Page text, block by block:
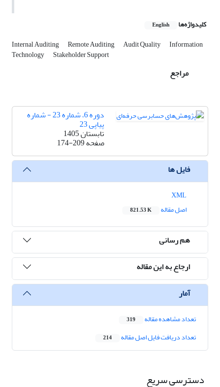
کلیدواژه‌ها English
Internal Auditing Remote Auditing Audit Quality Information
Technology Stakeholder Support
مراجع
دوره 6، شماره 23 - شماره
پیاپی 23
تابستان 1405
صفحه174-209
فایل ها
اصل مقاله
821.53 K
هم رسانی
ارجاع به این مقاله
آمار
تعداد مشاهده مقاله 319
تعداد دریافت فایل اصل مقاله 214
دسترسی سریع